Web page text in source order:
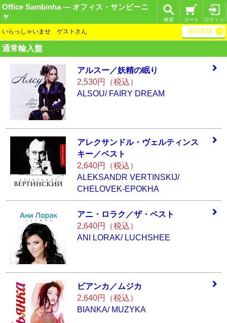
Office Sambinha ― オフィス・サンビーニ
ャ
ログイン
カート
検索
いらっしゃいませ ゲストさん 新規登録
通常輸入盤
アルスー／妖精の眠り
2,530円（税込）
ALSOU/ FAIRY DREAM
アレクサンドル・ ヴェルティンス
キー／ベスト
2,640円（税込）
ALEKSANDR VERTINSKIJ/
CHELOVEK-EPOKHA
アニ・ロラク／ザ・ベスト
2,640円（税込）
ANI LORAK/ LUCHSHEE
ビアンカ／ムジカ
2,640円（税込）
BIANKA/ MUZYKA